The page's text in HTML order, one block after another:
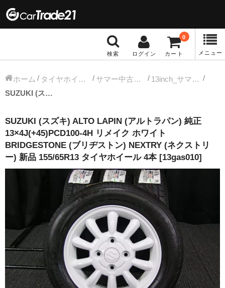
検索 ログイン カート
0
メニュー
冬タイヤホイール
13インチ：冬タイヤホイール
14インチ：冬タイヤホイール
15インチ：冬タイヤホイール
16インチ：冬タイヤホイール
17インチ：冬タイヤホイール
18インチ：冬タイヤホイール
19インチ：冬タイヤホイール
ホーム タイヤホイールセット サマー中古タイヤホイール
13inch_サマー中古タイヤホイール
SUZUKI (スズキ) ALTO LAPIN (アルトラパン) 純正 13×4J(+45)PCD100-4H リメイク ホワイト BRIDGESTONE (ブリヂストン) NEXTRY (ネクストリー) 新品 155/65R13 タイヤホイール 4本 [13gas010]
SUZUKI (スズキ) ALTO LAPIN (アルトラパン) 純正
13×4J(+45)PCD100-4H リメイク ホワイト
BRIDGESTONE (ブリヂストン) NEXTRY (ネクストリ
ー) 新品 155/65R13 タイヤホイール 4本 [13gas010]